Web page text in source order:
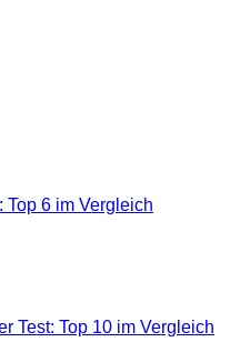
Top 6 im Vergleich
Test: Top 10 im Vergleich